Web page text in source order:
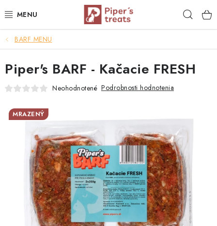
na
NAŠE SPRÁVY
PIPER'S NOVINKY
BARF PRE PSOV
BARF PRE MAČKY
MRAZOM SUŠENÉ PAMLSKY
SUŠENÉ KOMPLETNÉ MENU
VÝPREDAJ
ZNAČKY
BARF MENU
Piper's BARF - Kačacie FRESH
Neohodnotené Podrobnosti hodnotenia
MRAZENÝ